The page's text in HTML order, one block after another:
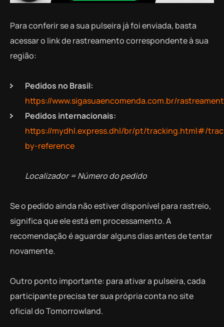
Para conferir se a sua pulseira já foi enviada, basta
acessar o link de rastreamento correspondente à sua
região:
Pedidos no Brasil:
https://www.sigasuaencomenda.com.br/
Pedidos internacionais:
https://mydhl.express.dhl/br/pt/tracking.html#/
by-reference
Localizador = Número do pedido
Se o pedido ainda não estiver disponível para rastreio,
significa que ele está em processamento. A
recomendação é aguardar alguns dias antes de tentar
novamente.
Outro ponto importante: para ativar a pulseira, cada
participante precisa ter sua própria conta no site
oficial do Tomorrowland.